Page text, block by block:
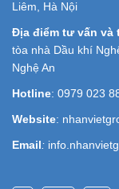
Liêm, Hà Nội
Địa điểm tư vấn và
tòa nhà Dầu khí
Nghệ An
Hotline: 0979 023
Website:
Email: